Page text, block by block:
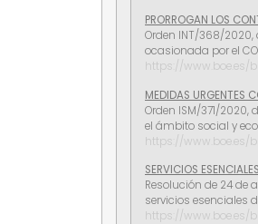
PRORROGAN LOS
Orden INT/368/
ocasionada por el
https://www.boe.es/
MEDIDAS URGENTES
Orden ISM/371/
el ámbito social y
https://www.boe.es/
SERVICIOS
Resolución de 24 de
servicios esenciales
https://www.boe.es/